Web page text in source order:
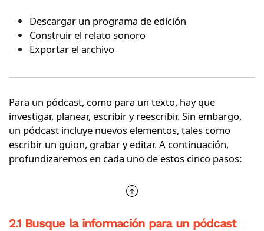
Descargar un programa de edición
Construir el relato sonoro
Exportar el archivo
Para un pódcast, como para un texto, hay que
investigar, planear, escribir y reescribir. Sin embargo,
un pódcast incluye nuevos elementos, tales como
escribir un guion, grabar y editar. A continuación,
profundizaremos en cada uno de estos cinco pasos:
2.1 Busque la información para un pódcast